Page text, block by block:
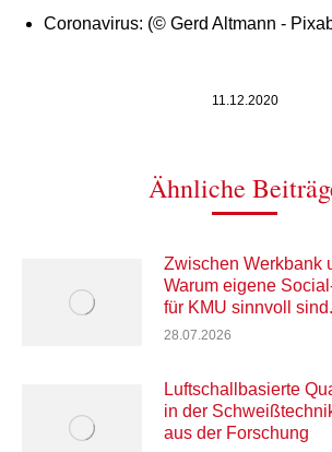
Coronavirus: (© Gerd Altmann -
11.12.2020
Ähnliche
Zwischen Werkbank
Warum eigene
für KMU sinnvoll sind.
28.07.2026
Luftschallbasierte
in der
aus der Forschung